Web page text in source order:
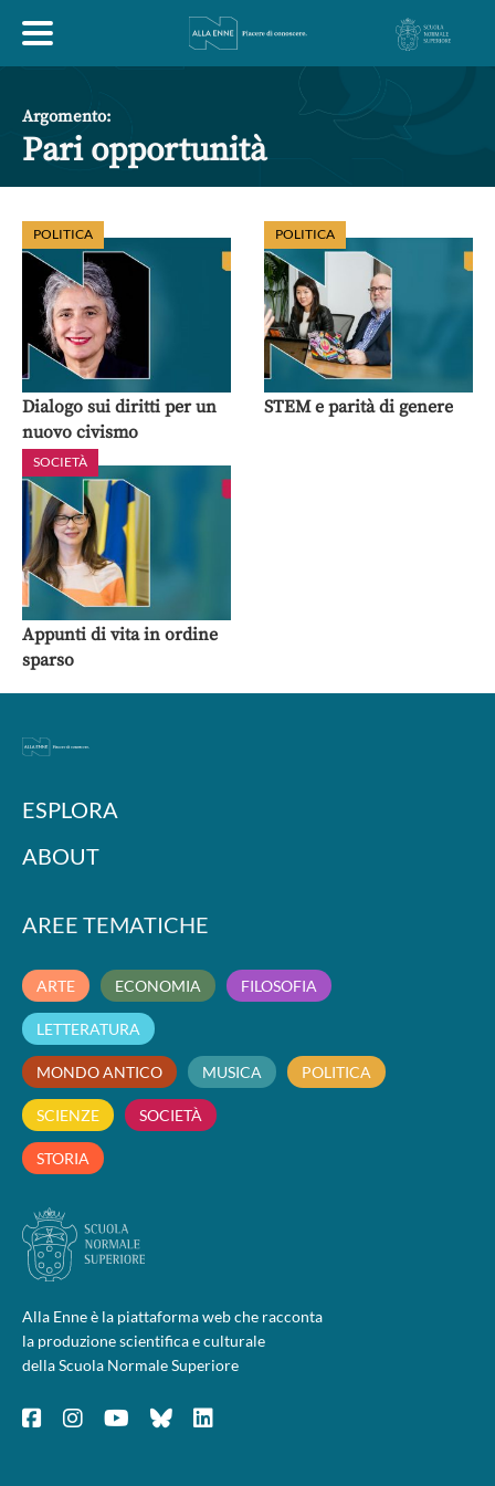
ESPLORA
ABOUT
ARTE ECONOMIA FILOSOFIA
LETTERATURA MONDO ANTICO MUSICA
POLITICA
Argomento:
Pari opportunità
POLITICA
Dialogo sui diritti per un
nuovo civismo
POLITICA
STEM e parità di genere
SOCIETÀ
Appunti di vita in ordine
sparso
ESPLORA
ABOUT
AREE TEMATICHE
ARTE ECONOMIA FILOSOFIA
LETTERATURA
MONDO ANTICO MUSICA POLITICA
SCIENZE SOCIETÀ
STORIA
Alla Enne è la piattaforma web che racconta
la produzione scientifica e culturale
della Scuola Normale Superiore